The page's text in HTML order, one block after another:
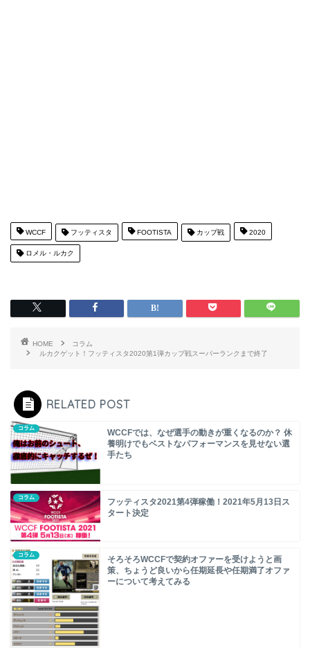
WCCF フッティスタ FOOTISTA カップ戦 2020
ロメル・ルカク
HOME
コラム
ルカクゲット！フッティスタ2020第1弾カップ戦スーパーランクまで終了
RELATED POST
コラム
WCCFでは、なぜ選手の動きが重くなるのか？ 休
養明けでもベストなパフォーマンスを見せない選
手たち
コラム
フッティスタ2021第4弾稼働！2021年5月13日ス
タート決定
コラム
そろそろWCCFで契約オファーを受けようと画
策、ちょうど良いから任期延長や任期満了オファ
ーについて考えてみる